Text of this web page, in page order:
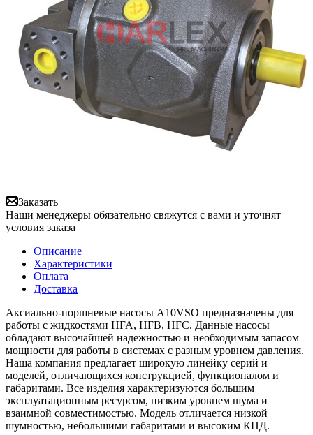
Заказать
Наши менеджеры обязательно свяжутся с вами и уточнят
условия заказа
Описание
Характеристики
Оплата
Доставка
Аксиально-поршневые насосы A10VSO предназначены для
работы с жидкостями HFA, HFB, HFC. Данные насосы
обладают высочайшей надежностью и необходимым запасом
мощности для работы в системах с разным уровнем давления.
Наша компания предлагает широкую линейку серий и
моделей, отличающихся конструкцией, функционалом и
габаритами. Все изделия характеризуются большим
эксплуатационным ресурсом, низким уровнем шума и
взаимной совместимостью. Модель отличается низкой
шумностью, небольшими габаритами и высоким КПД.